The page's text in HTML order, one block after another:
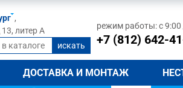
,
литер А
режим работы: с 9:00
+7 (812) 642-
ДОСТАВКА И МОНТАЖ